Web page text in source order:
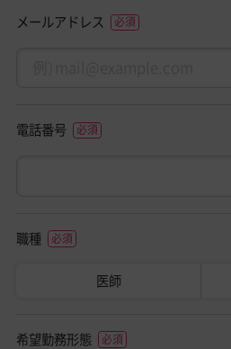
メールアドレス
電話番号
職種
医師
希望勤務形態